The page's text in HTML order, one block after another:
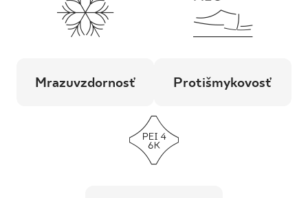
Mrazuvzdornosť Protišmykovosť